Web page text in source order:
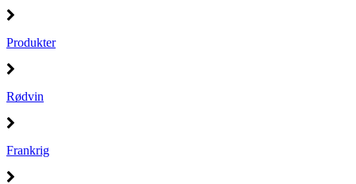
Produkter
Rødvin
Frankrig